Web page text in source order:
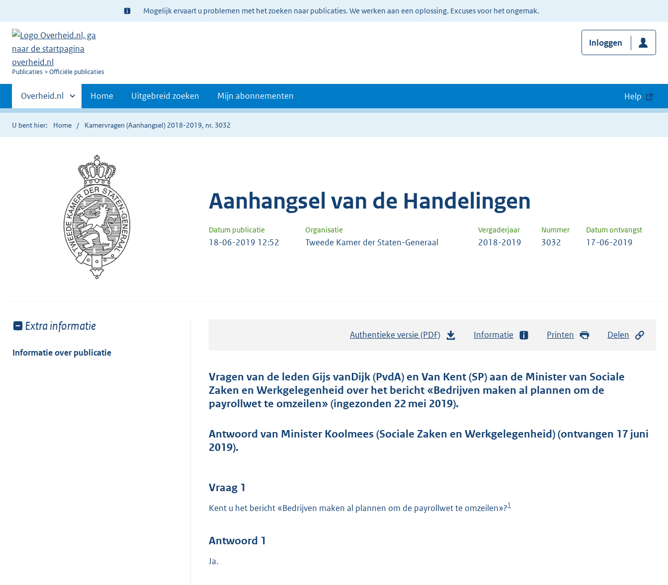
Ter
informatie:
Mogelijk ervaart u problemen met het zoeken naar publicaties. We werken aan een oplossing. Excuses voor het ongemak.
U
Publicaties Officiële publicaties
Inloggen
Primaire
navigatie
Andere
sites
binnen
Overheid.nl Home Uitgebreid zoeken Mijn abonnementen Help
U bent hier: Home Kamervragen (Aanhangsel) 2018-2019, nr. 3032
Aanhangsel van de Handelingen
Datum publicatie Organisatie Vergaderjaar Nummer Datum ontvangst
18-06-2019 12:52 Tweede Kamer der Staten-Generaal 2018-2019 3032 17-06-2019
Toon
van:
Extra informatie
Informatie over publicatie
Authentieke versie (PDF)
a
n
t
Informatie Printen Delen
Vragen van de leden Gijs vanDijk (PvdA) en Van Kent (SP) aan de Minister van Sociale
Zaken en Werkgelegenheid over het bericht «Bedrijven maken al plannen om de
payrollwet te omzeilen» (ingezonden 22 mei 2019).
Antwoord van Minister Koolmees (Sociale Zaken en Werkgelegenheid) (ontvangen 17 juni
2019).
Vraag 1
Kent u het bericht «Bedrijven maken al plannen om de payrollwet te omzeilen»?1
Antwoord 1
Ja.